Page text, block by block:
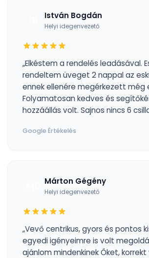
István Bogdán
Helyi idegenvezető
„Elkéstem a rendelés leadásával.
rendeltem üveget 2 nappal az
ennek ellenére megérkezett még
Folyamatosan kedves és
hozzáállás volt. Sajnos nincs 6
Google Értékelés
Márton Gégény
Helyi idegenvezető
„Vevő centrikus, gyors és pontos
egyedi igényeimre is volt
ajánlom mindenkinek Őket, korrekt